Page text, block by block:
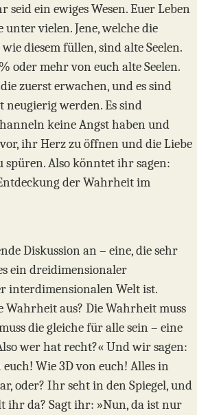
ein ewiges Wesen. Euer Leben
unter vielen. Jene, welche die
diesem füllen, sind alte Seelen.
oder mehr von euch alte Seelen.
zuerst erwachen, und es sind
neugierig werden. Es sind
keine Angst haben und
ihr Herz zu öffnen und die Liebe
spüren. Also könntet ihr sagen:
der Wahrheit im
Diskussion an – eine, die sehr
ein dreidimensionaler
interdimensionalen Welt ist.
Wahrheit aus? Die Wahrheit muss
die gleiche für alle sein – eine
wer hat recht?« Und wir sagen:
Wie 3D von euch! Alles in
oder? Ihr seht in den Spiegel, und
ihr da? Sagt ihr: »Nun, da ist nur